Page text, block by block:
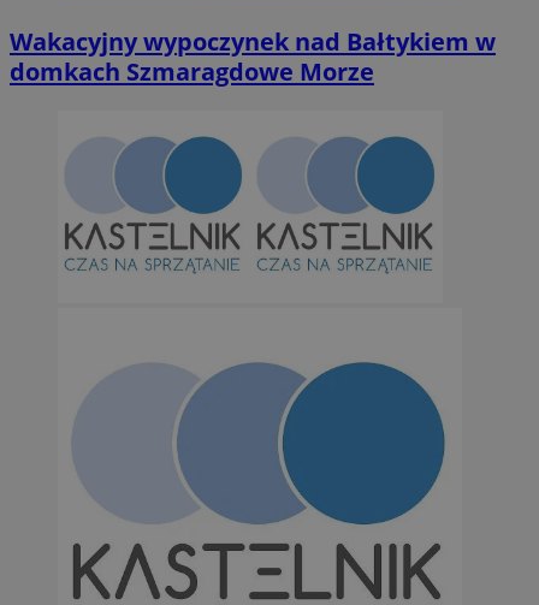
Wakacyjny wypoczynek nad Bałtykiem w
domkach Szmaragdowe Morze